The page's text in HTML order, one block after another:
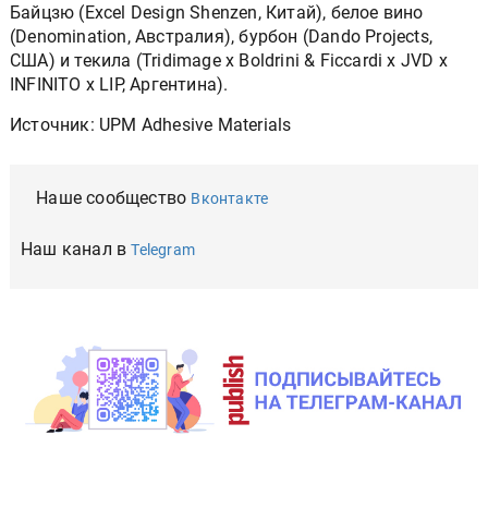
Байцзю (Excel Design Shenzen, Китай), белое вино
(Denomination, Австралия), бурбон (Dando Projects,
США) и текила (Tridimage x Boldrini & Ficcardi x JVD x
INFINITO x LIP, Аргентина).
Источник: UPM Adhesive Materials
Наше сообщество Вконтакте
Наш канал вTelegram